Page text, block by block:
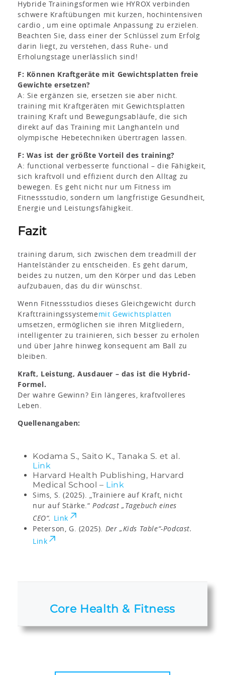
Hybride Trainingsformen wie HYROX verbinden
schwere Kraftübungen mit kurzen, hochintensiven
cardio , um eine optimale Anpassung zu erzielen.
Beachten Sie, dass einer der Schlüssel zum Erfolg
darin liegt, zu verstehen, dass Ruhe- und
Erholungstage unerlässlich sind!
F: Können Kraftgeräte mit Gewichtsplatten freie
Gewichte ersetzen?
A: Sie ergänzen sie, ersetzen sie aber nicht.
training mit Kraftgeräten mit Gewichtsplatten
training Kraft und Bewegungsabläufe, die sich
direkt auf das Training mit Langhanteln und
olympische Hebetechniken übertragen lassen.
F: Was ist der größte Vorteil des training?
A: functional verbesserte functional – die Fähigkeit,
sich kraftvoll und effizient durch den Alltag zu
bewegen. Es geht nicht nur um Fitness im
Fitnessstudio, sondern um langfristige Gesundheit,
Energie und Leistungsfähigkeit.
Fazit
training darum, sich zwischen dem treadmill der
Hantelständer zu entscheiden. Es geht darum,
beides zu nutzen, um den Körper und das Leben
aufzubauen, das du dir wünschst.
Wenn Fitnessstudios dieses Gleichgewicht durch
Krafttrainingssystememit Gewichtsplatten
umsetzen, ermöglichen sie ihren Mitgliedern,
intelligenter zu trainieren, sich besser zu erholen
und über Jahre hinweg konsequent am Ball zu
bleiben.
Kraft, Leistung, Ausdauer – das ist die Hybrid-
Formel.
Der wahre Gewinn? Ein längeres, kraftvolleres
Leben.
Quellenangaben:
Kodama S., Saito K., Tanaka S. et al.
Link
Harvard Health Publishing, Harvard
Medical School – Link
Sims, S. (2025). „Trainiere auf Kraft, nicht
nur auf Stärke.“Podcast „Tagebuch eines
CEO“. Link
Peterson, G. (2025). Der „Kids Table“-Podcast.
Link
Core Health & Fitness